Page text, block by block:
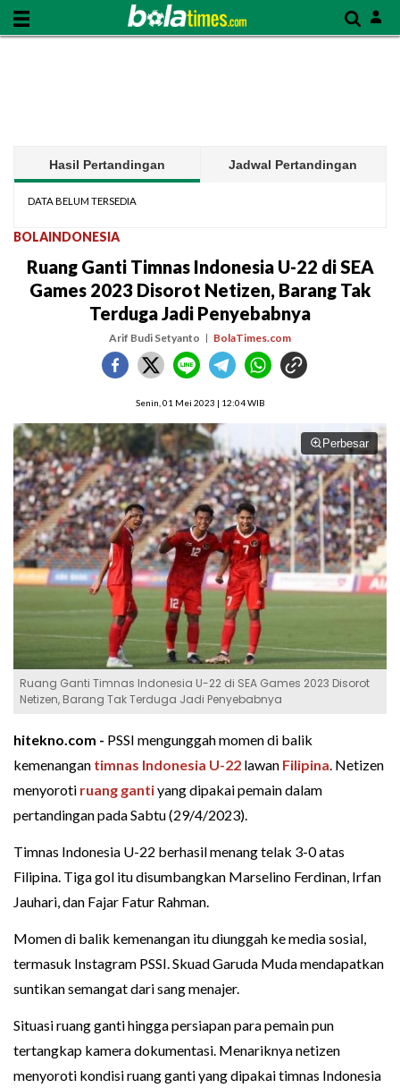
Hasil Pertandingan Jadwal Pertandingan
DATA BELUM TERSEDIA
BOLAINDONESIA
Ruang Ganti Timnas Indonesia U-22 di SEA
Games 2023 Disorot Netizen, Barang Tak
Terduga Jadi Penyebabnya
Arif Budi Setyanto BolaTimes.com
Senin, 01 Mei 2023 | 12:04 WIB
Perbesar
Ruang Ganti Timnas Indonesia U-22 di SEA Games 2023 Disorot
Netizen, Barang Tak Terduga Jadi Penyebabnya
hitekno.com - PSSI mengunggah momen di balik
kemenangan timnas Indonesia U-22 lawan Filipina. Netizen
menyoroti ruang gantiyang dipakai pemain dalam
pertandingan pada Sabtu (29/4/2023).
Timnas Indonesia U-22 berhasil menang telak 3-0 atas
Filipina. Tiga gol itu disumbangkan Marselino Ferdinan, Irfan
Jauhari, dan Fajar Fatur Rahman.
Momen di balik kemenangan itu diunggah ke media sosial,
termasuk Instagram PSSI. Skuad Garuda Muda mendapatkan
suntikan semangat dari sang menajer.
Situasi ruang ganti hingga persiapan para pemain pun
tertangkap kamera dokumentasi. Menariknya netizen
menyoroti kondisi ruang ganti yang dipakai timnas Indonesia